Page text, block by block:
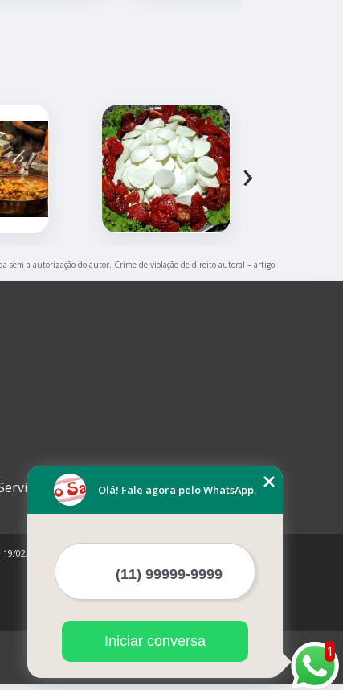
›
sem a autorização do autor. Crime de violação de direito autoral – artigo
02/1998)
1
Olá! Fale agora pelo WhatsApp.
Iniciar conversa